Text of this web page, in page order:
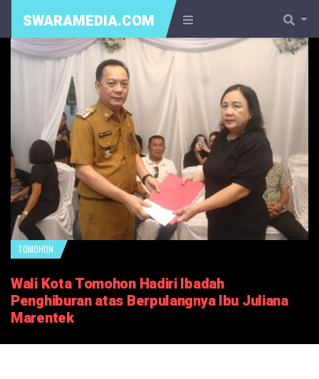
SWARAMEDIA.COM
TOMOHON
Wali Kota Tomohon Hadiri Ibadah
Penghiburan atas Berpulangnya Ibu Juliana
Marentek